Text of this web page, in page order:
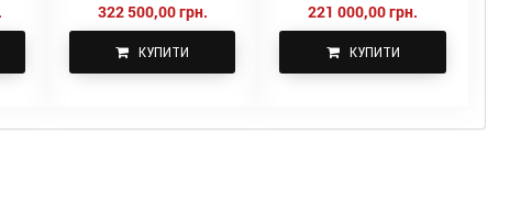
322 500,00 грн.
КУПИТИ
221 000,00 грн.
КУПИТИ